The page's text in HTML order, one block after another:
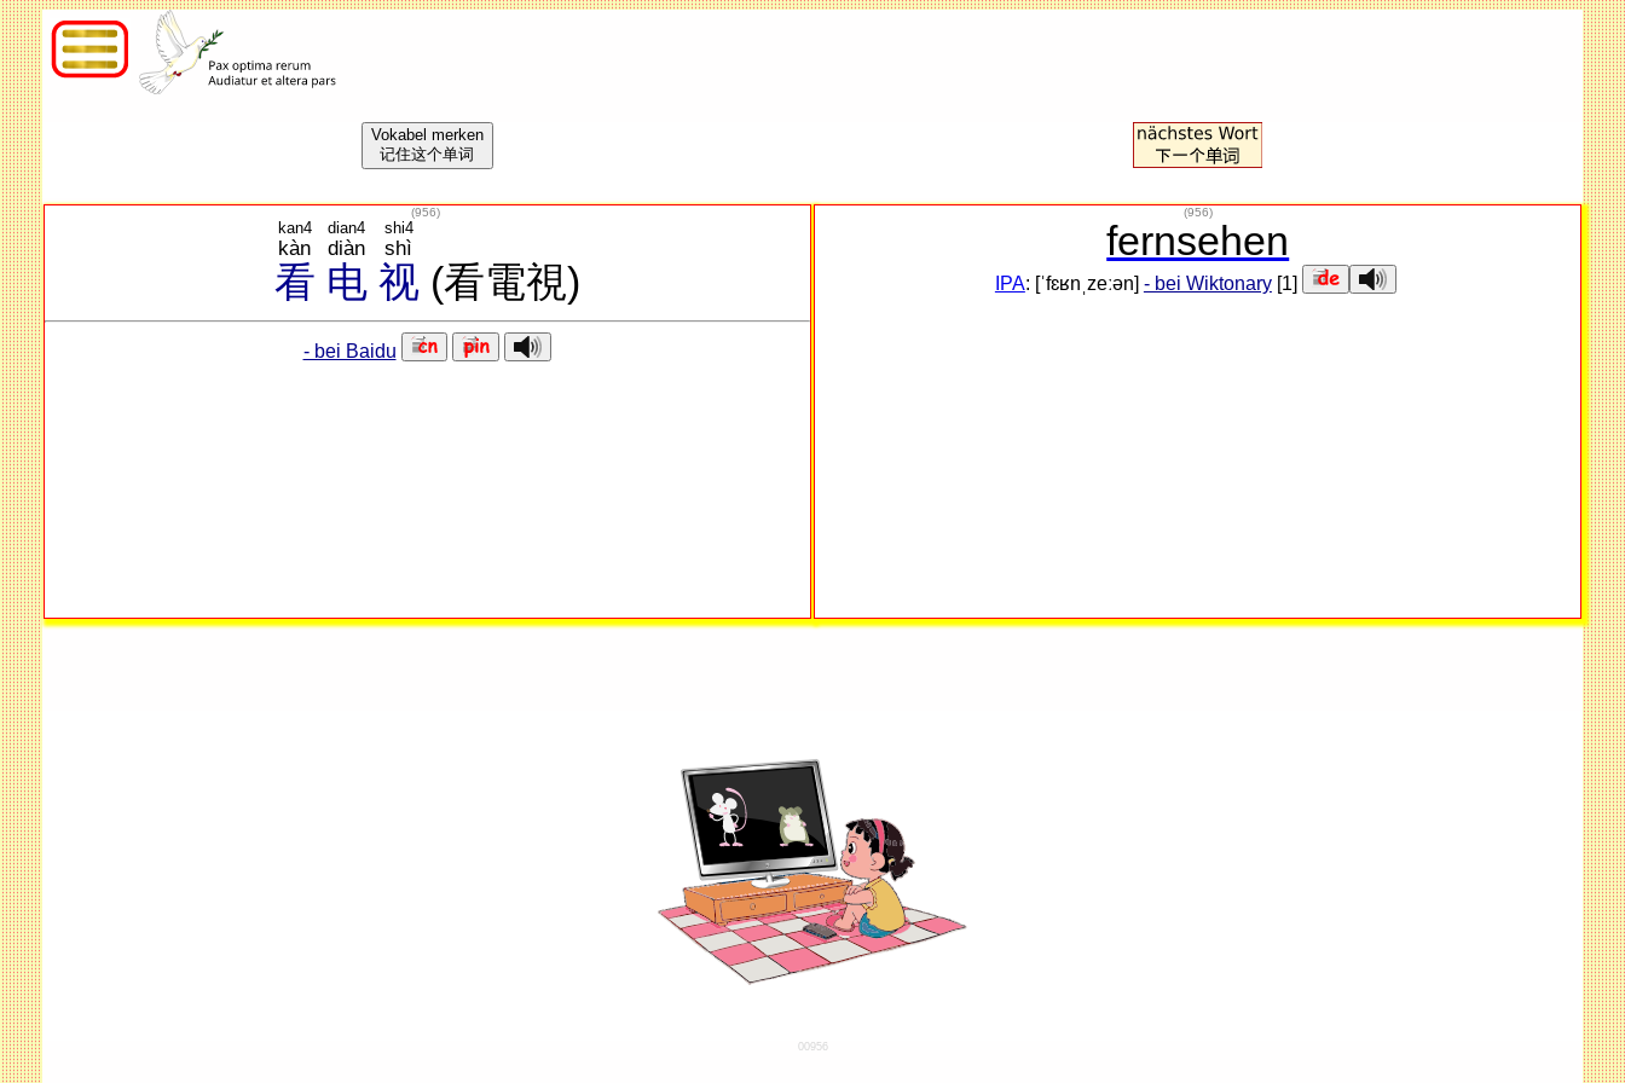
Vokabel merken
记住这个单词
(956)
看
kàn
kan4
电
diàn
dian4
视
shì
shi4
(看電視)
- bei Baidu
(956)
fernsehen
IPA: [ˈfɛʁnˌzeːən] - bei Wiktonary[1]
00956